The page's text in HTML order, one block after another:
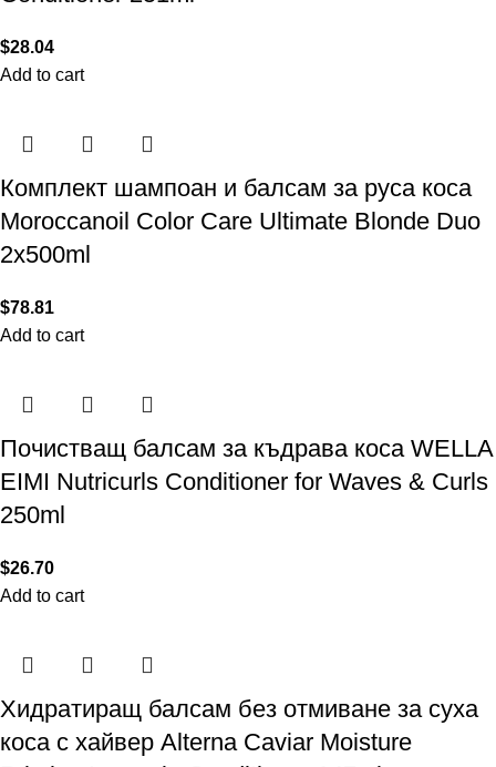
$28.04
Add to cart
Комплект шампоан и балсам за руса коса
Moroccanoil Color Care Ultimate Blonde Duo
2x500ml
$78.81
Add to cart
Почистващ балсам за къдрава коса WELLA
EIMI Nutricurls Conditioner for Waves & Curls
250ml
$26.70
Add to cart
Хидратиращ балсам без отмиване за суха
коса с хайвер Alterna Caviar Moisture